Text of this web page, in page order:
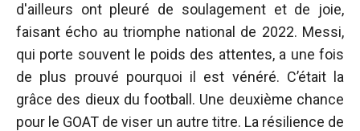
d'ailleurs ont pleuré de soulagement et de joie,
faisant écho au triomphe national de 2022. Messi,
qui porte souvent le poids des attentes, a une fois
de plus prouvé pourquoi il est vénéré. C’était la
grâce des dieux du football. Une deuxième chance
pour le GOAT de viser un autre titre. La résilience de